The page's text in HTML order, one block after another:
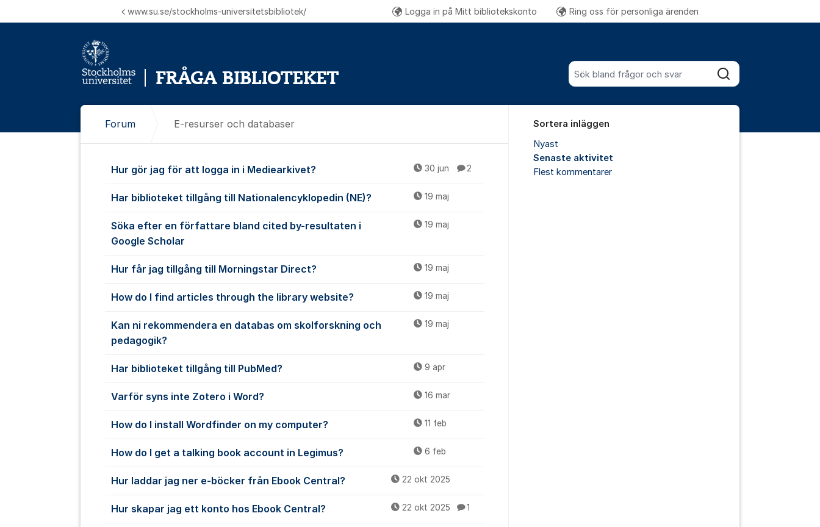
Sök bland alla inlägg
Sök
www.su.se/stockholms-universitetsbibliotek/ Logga in på Mitt bibliotekskonto Ring oss för personliga ärendenFler supportlänkar
Forum E-resurser och databaser
E-resurser och databaser
Hur gör jag för att logga in i Mediearkivet? 30 jun 2
Har biblioteket tillgång till Nationalencyklopedin (NE)? 19 maj
Söka efter en författare bland cited by-resultaten i
Google Scholar
19 maj
Hur får jag tillgång till Morningstar Direct? 19 maj
How do I find articles through the library website? 19 maj
Kan ni rekommendera en databas om skolforskning och
pedagogik?
19 maj
Har biblioteket tillgång till PubMed? 9 apr
Varför syns inte Zotero i Word? 16 mar
How do I install Wordfinder on my computer? 11 feb
How do I get a talking book account in Legimus? 6 feb
Hur laddar jag ner e-böcker från Ebook Central? 22 okt 2025
Hur skapar jag ett konto hos Ebook Central? 22 okt 2025 1
Sortera inläggen
Nyast
Senaste aktivitet
Flest kommentarer